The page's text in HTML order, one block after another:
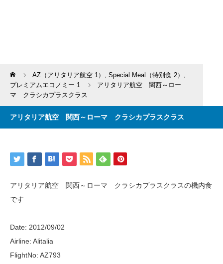
Home AZ（アリタリア航空 1） , Special Meal（特別食 2） ,
プレミアムエコノミー 1
アリタリア航空 関西～ロー
マ クラシカプラスクラス
アリタリア航空 関西～ローマ クラシカプラスクラス
アリタリア航空 関西～ローマ クラシカプラスクラスの機内食
です
Date: 2012/09/02
Airline: Alitalia
FlightNo: AZ793